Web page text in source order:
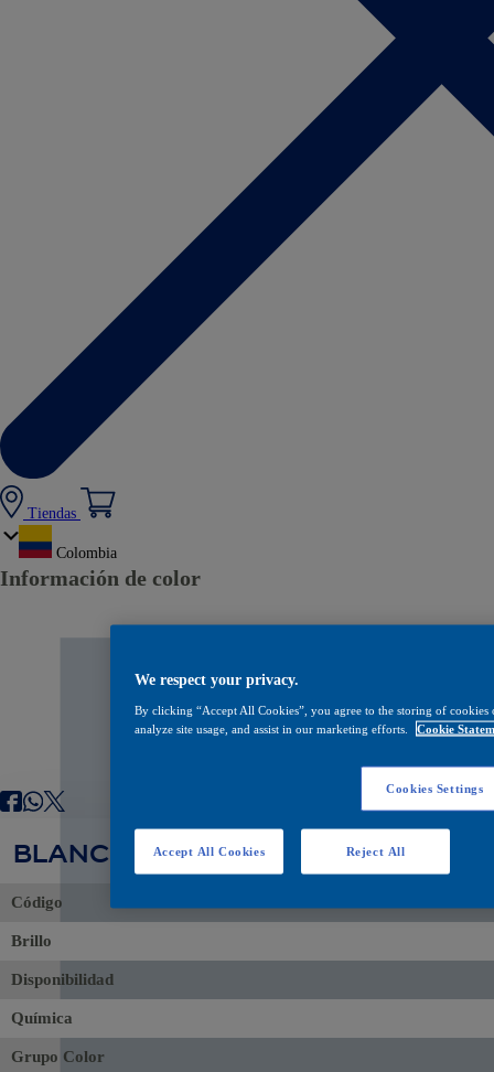
Tiendas
Colombia
Información de color
BLANCO ILUSIÓN NG
Código
Brillo
Disponibilidad
Química
Grupo Color
We respect your privacy.
By clicking “Accept All Cookies”, you agree to the storing of
analyze site usage, and assist in our marketing efforts.
Cookie
Cookies Settings
Reject All
Accept All Cookies